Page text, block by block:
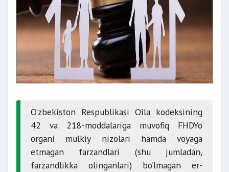
O‘zbekiston Respublikasi Oila kodeksining
42 va 218-moddalariga muvofiq FHDYo
organi mulkiy nizolari hamda voyaga
etmagan farzandlari (shu jumladan,
farzandlikka olinganlari) bo‘lmagan er-